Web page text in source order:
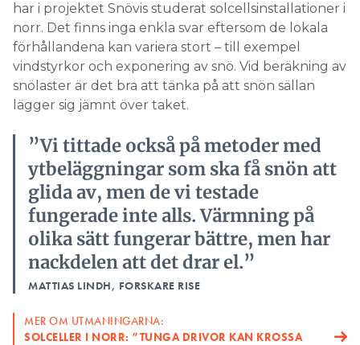
SEARCH
har i projektet Snövis studerat solcellsinstallationer i
norr. Det finns inga enkla svar eftersom de lokala
förhållandena kan variera stort – till exempel
vindstyrkor och exponering av snö. Vid beräkning av
snölaster är det bra att tänka på att snön sällan
lägger sig jämnt över taket.
”Vi tittade också på metoder med
ytbeläggningar som ska få snön att
glida av, men de vi testade
fungerade inte alls. Värmning på
olika sätt fungerar bättre, men har
nackdelen att det drar el.”
MATTIAS LINDH, FORSKARE RISE
MER OM UTMANINGARNA:
SOLCELLER I NORR: ”TUNGA DRIVOR KAN KROSSA